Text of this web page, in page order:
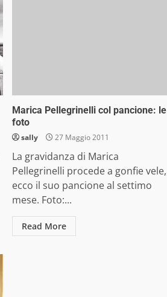
Marica Pellegrinelli col pancione: le
foto
sally 27 Maggio 2011
La gravidanza di Marica
Pellegrinelli procede a gonfie vele,
ecco il suo pancione al settimo
mese. Foto:...
Read More